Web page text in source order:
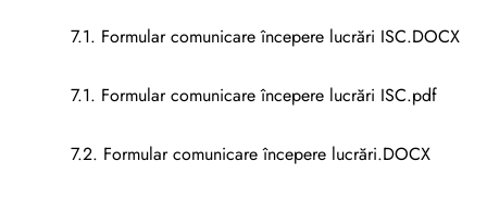
7.1. Formular comunicare începere lucrări ISC.DOCX
7.1. Formular comunicare începere lucrări ISC.pdf
7.2. Formular comunicare începere lucrări.DOCX